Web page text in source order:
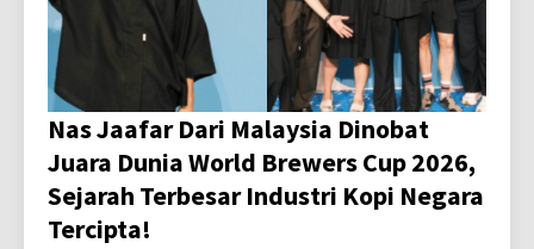
Nas Jaafar Dari Malaysia Dinobat
Juara Dunia World Brewers Cup 2026,
Sejarah Terbesar Industri Kopi Negara
Tercipta!